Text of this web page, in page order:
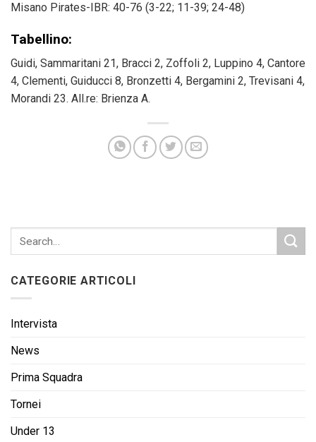
Misano Pirates-IBR: 40-76 (3-22; 11-39; 24-48)
Tabellino:
Guidi, Sammaritani 21, Bracci 2, Zoffoli 2, Luppino 4, Cantore
4, Clementi, Guiducci 8, Bronzetti 4, Bergamini 2, Trevisani 4,
Morandi 23. All.re: Brienza A.
CATEGORIE ARTICOLI
Intervista
News
Prima Squadra
Tornei
Under 13